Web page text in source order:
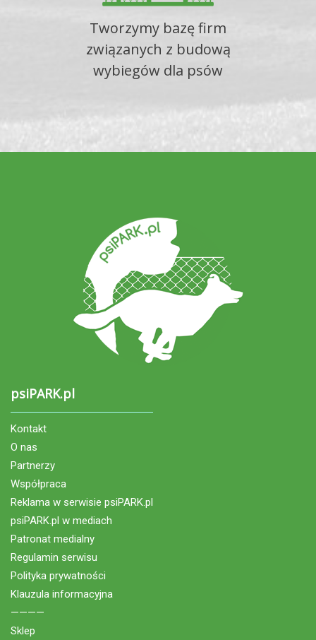
Tworzymy bazę firm
związanych z budową
wybiegów dla psów
psiPARK.pl
Kontakt
O nas
Partnerzy
Współpraca
Reklama w serwisie psiPARK.pl
psiPARK.pl w mediach
Patronat medialny
Regulamin serwisu
Polityka prywatności
Klauzula informacyjna
————
Sklep